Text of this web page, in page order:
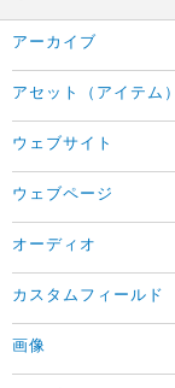
アーカイブ
アセット（アイテム）
ウェブサイト
ウェブページ
オーディオ
カスタムフィールド
画像